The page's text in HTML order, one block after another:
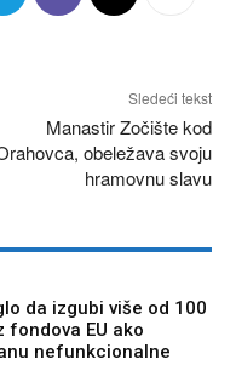
Sledeći tekst
Manastir Zočište kod
obeležava svoju
hramovnu slavu
da izgubi više od 100
fondova EU ako
nefunkcionalne